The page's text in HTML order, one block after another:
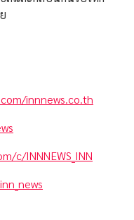
innnews.co.th
c/INNNEWS_INN